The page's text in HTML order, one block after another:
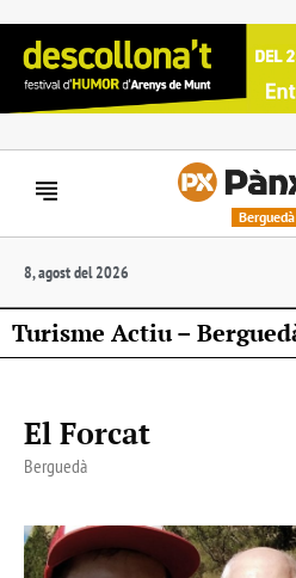
Berguedà
8, agost del 2026
Turisme Actiu –
El Forcat
Berguedà